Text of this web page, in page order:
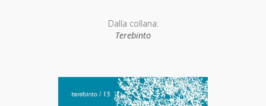
Dalla collana:
Terebinto